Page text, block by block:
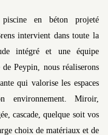
en béton projeté
intervient dans toute la
intégré et une équipe
Peypin, nous réaliserons
qui valorise les espaces
environnement. Miroir,
cascade, quelque soit vos
choix de matériaux et de